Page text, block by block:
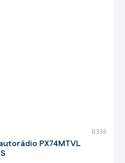
PX74MTVL
B336